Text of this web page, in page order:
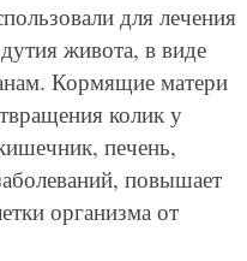
для лечения
живота, в виде
Кормящие матери
колик у
печень,
повышает
организма от